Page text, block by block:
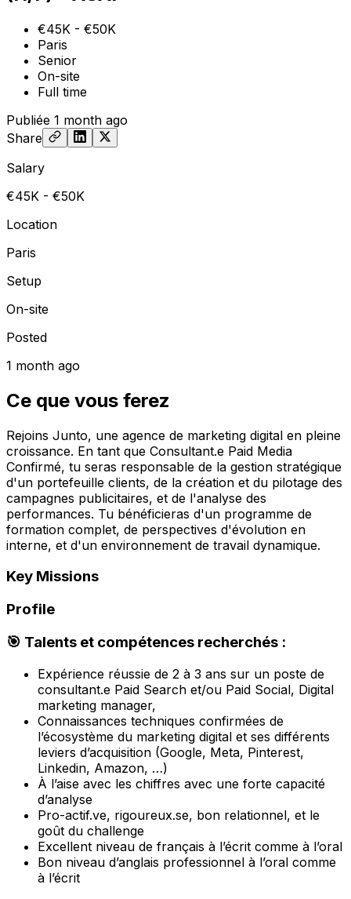
€45K - €50K
Paris
Senior
On-site
Full time
Publiée 1 month ago
Share
Salary
€45K - €50K
Location
Paris
Setup
On-site
Posted
1 month ago
Ce que vous ferez
Rejoins Junto, une agence de marketing digital en pleine
croissance. En tant que Consultant.e Paid Media
Confirmé, tu seras responsable de la gestion stratégique
d'un portefeuille clients, de la création et du pilotage des
campagnes publicitaires, et de l'analyse des
performances. Tu bénéficieras d'un programme de
formation complet, de perspectives d'évolution en
interne, et d'un environnement de travail dynamique.
Key Missions
Profile
🎯 Talents et compétences recherchés :
Expérience réussie de 2 à 3 ans sur un poste de
consultant.e Paid Search et/ou Paid Social, Digital
marketing manager,
Connaissances techniques confirmées de
l’écosystème du marketing digital et ses différents
leviers d’acquisition (Google, Meta, Pinterest,
Linkedin, Amazon, …)
À l’aise avec les chiffres avec une forte capacité
d’analyse
Pro-actif.ve, rigoureux.se, bon relationnel, et le
goût du challenge
Excellent niveau de français à l’écrit comme à l’oral
Bon niveau d’anglais professionnel à l’oral comme
à l’écrit